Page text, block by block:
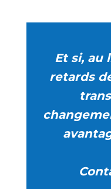
Et si, au
retards